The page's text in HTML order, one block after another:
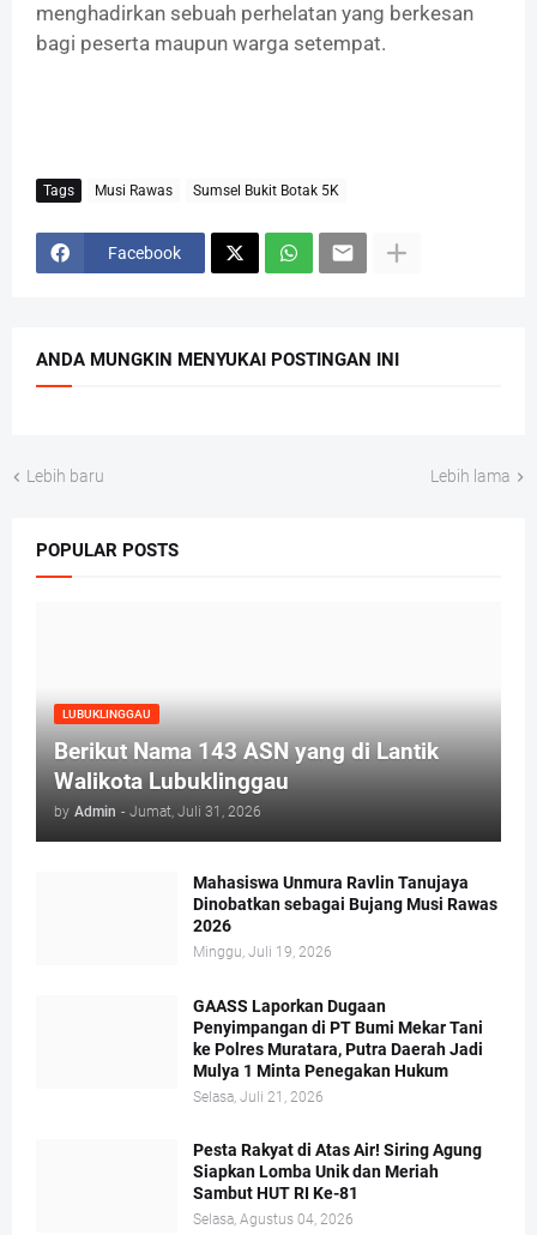
menghadirkan sebuah perhelatan yang berkesan
bagi peserta maupun warga setempat.
Tags Musi Rawas Sumsel Bukit Botak 5K
Facebook
ANDA MUNGKIN MENYUKAI POSTINGAN INI
Lebih baru Lebih lama
POPULAR POSTS
LUBUKLINGGAU
Berikut Nama 143 ASN yang di Lantik
Walikota Lubuklinggau
by Admin - Jumat, Juli 31, 2026
Mahasiswa Unmura Ravlin Tanujaya
Dinobatkan sebagai Bujang Musi Rawas
2026
Minggu, Juli 19, 2026
GAASS Laporkan Dugaan
Penyimpangan di PT Bumi Mekar Tani
ke Polres Muratara, Putra Daerah Jadi
Mulya 1 Minta Penegakan Hukum
Selasa, Juli 21, 2026
Pesta Rakyat di Atas Air! Siring Agung
Siapkan Lomba Unik dan Meriah
Sambut HUT RI Ke-81
Selasa, Agustus 04, 2026